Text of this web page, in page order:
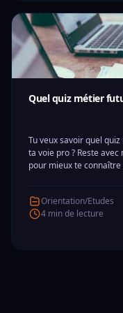
Quel quiz métier
Tu veux savoir quel
ta voie pro ? Reste
pour mieux te
Orientation/Etudes
4 min de lecture